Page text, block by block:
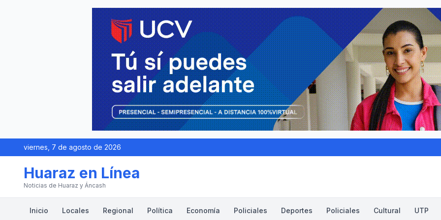
viernes, 7 de agosto de 2026
Huaraz en Línea
Noticias de Huaraz y Áncash
Inicio Locales Regional Política Economía Policiales Deportes Policiales Cultural UTP